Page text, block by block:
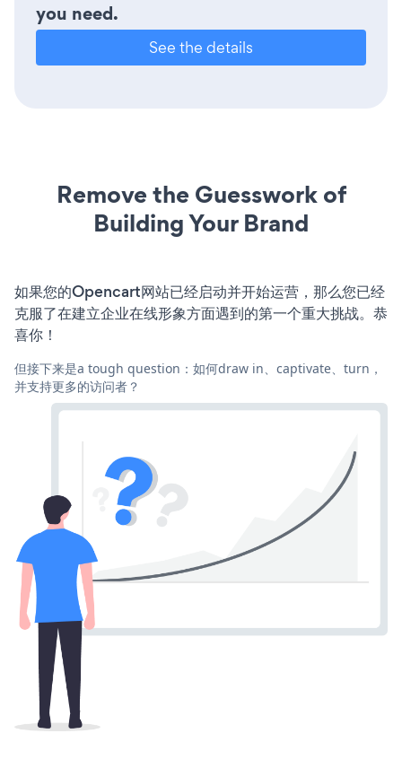
you need.
See the details
Remove the Guesswork of
Building Your Brand
如果您的Opencart网站已经启动并开始运营，那么您已经
克服了在建立企业在线形象方面遇到的第一个重大挑战。恭
喜你！
但接下来是a tough question：如何draw in、captivate、turn，
并支持更多的访问者？